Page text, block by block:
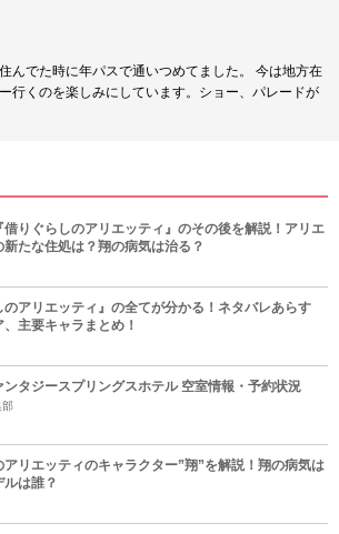
んでた時に年パスで通いつめてました。 今は地方在
行くのを楽しみにしています。ショー、パレードが
借りぐらしのアリエッティ』のその後を解説！アリエ
新たな住処は？翔の病気は治る？
のアリエッティ』の全てが分かる！ネタバレあらす
主要キャラまとめ！
ンタジースプリングスホテル 空室情報・予約状況
部
アリエッティのキャラクター”翔”を解説！翔の病気は
は誰？